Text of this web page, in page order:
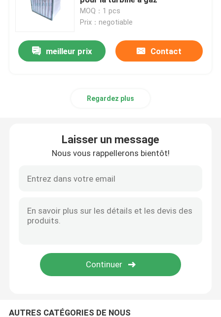
Unité de filtrage de fan FFU
Douche d'air de Cleanroom
filtre à air à hautes températures
filtres à air plissés
filtres d'épurateur d'air
boîte de passage
MOQ：1 pcs
Prix：negotiable
meilleur prix Contact
Regardez plus
Laisser un message
Nous vous rappellerons bientôt!
AUTRES CATÉGORIES DE NOUS